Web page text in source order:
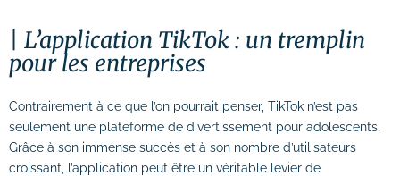
L’application TikTok : un tremplin
pour les entreprises
Contrairement à ce que l’on pourrait penser, TikTok n’est pas
seulement une plateforme de divertissement pour adolescents.
Grâce à son immense succès et à son nombre d’utilisateurs
croissant, l’application peut être un véritable levier de